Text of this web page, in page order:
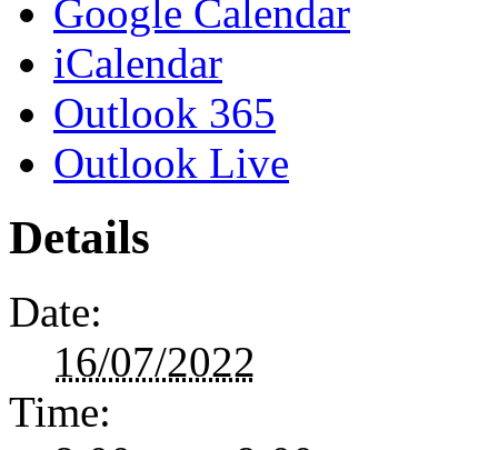
Google Calendar
iCalendar
Outlook 365
Outlook Live
Details
Date:
16/07/2022
Time: